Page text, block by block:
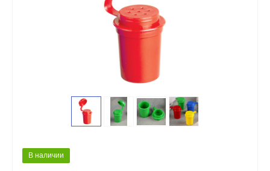
В наличии